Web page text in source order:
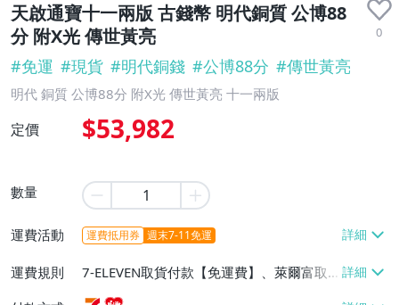
天啟通寶十一兩版 古錢幣 明代銅質 公博88
分 附X光 傳世黃亮
0
#免運 #現貨 #明代銅錢 #公博88分 #傳世黃亮
明代 銅質 公博88分 附X光 傳世黃亮 十一兩版
定價 $53,982
數量
運費活動 運費抵用券 週末7-11免運
運費規則
7-ELEVEN取貨付款【免運費】、萊爾富取
貨付款【免運費】